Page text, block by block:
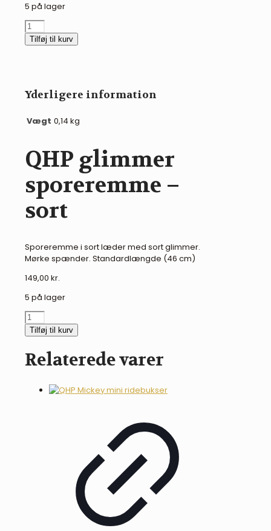
5 på lager
QHP
glimmer
sporeremme
Tilføj til kurv
Yderligere information
Vægt 0,14 kg
QHP glimmer
sporeremme –
sort
Sporeremme i sort læder med sort glimmer.
Mørke spænder. Standardlængde (46 cm)
149,00 kr.
5 på lager
QHP
glimmer
sporeremme
-
sort
Tilføj til kurv
Relaterede varer